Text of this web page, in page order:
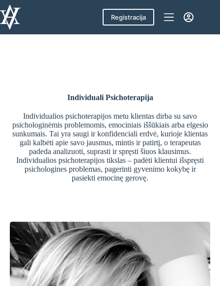
Skip
to
content
Registracija
Individuali Psichoterapija
Individualios psichoterapijos metu klientas dirba su savo
psichologinėmis problemomis, emociniais iššūkiais arba elgesio
sunkumais. Tai yra saugi ir konfidenciali erdvė, kurioje klientas
gali kalbėti apie savo jausmus, mintis ir patirtį, o terapeutas
padeda analizuoti, suprasti ir spręsti šiuos klausimus.
Individualios psichoterapijos tikslas – padėti klientui išspręsti
psichologines problemas, pagerinti gyvenimo kokybę ir
pasiekti emocinę gerovę.